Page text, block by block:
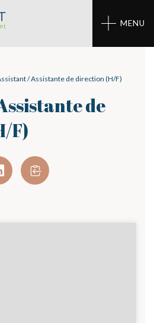
MENU
/ Assistante de direction (H/F)
de
F)